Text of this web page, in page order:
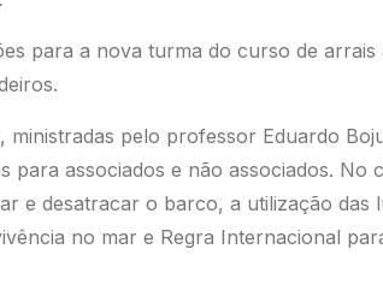
para a nova turma do curso de arrais
ministradas pelo professor Eduardo
para associados e não associados. No
e desatracar o barco, a utilização das
no mar e Regra Internacional